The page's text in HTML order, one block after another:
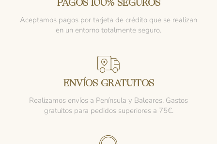
PAGOS 100% SEGUROS
Aceptamos pagos por tarjeta de crédito que se realizan
en un entorno totalmente seguro.
ENVÍOS GRATUITOS
Realizamos envíos a Península y Baleares. Gastos
gratuitos para pedidos superiores a 75€.